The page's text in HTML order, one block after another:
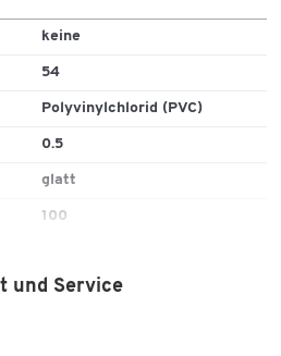
keine
54
Polyvinylchlorid (PVC)
0.5
glatt
100
Namensschild
und Service